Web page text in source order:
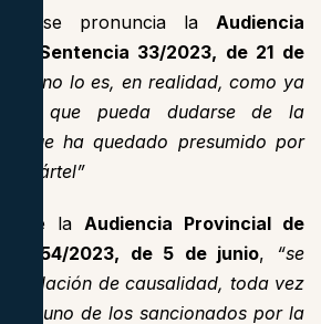
se pronuncia la Audiencia
Sentencia 33/2023, de 21 de
no lo es, en realidad, como ya
que pueda dudarse de la
que ha quedado presumido por
cártel”
la Audiencia Provincial de
154/2023, de 5 de junio, “se
la relación de causalidad, toda vez
era uno de los sancionados por la